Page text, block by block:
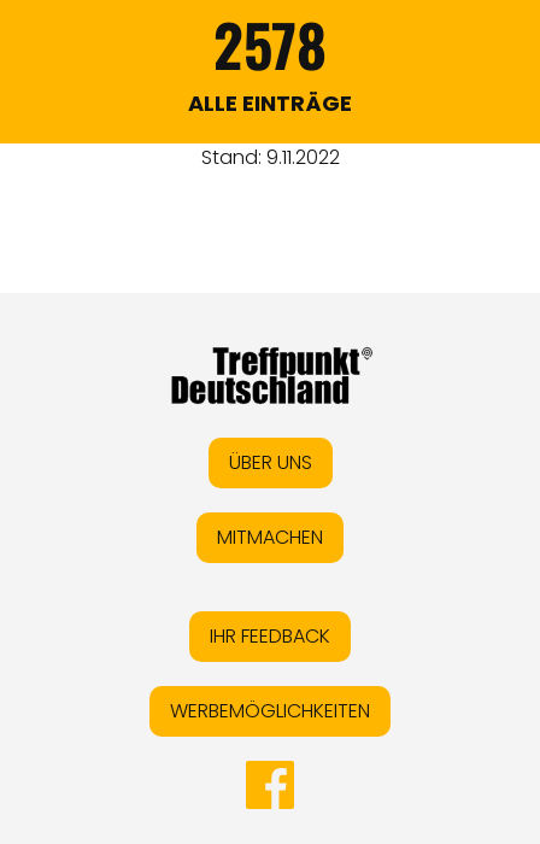
2578
ALLE EINTRÄGE
Stand: 9.11.2022
ÜBER UNS
MITMACHEN
IHR FEEDBACK
WERBEMÖGLICHKEITEN